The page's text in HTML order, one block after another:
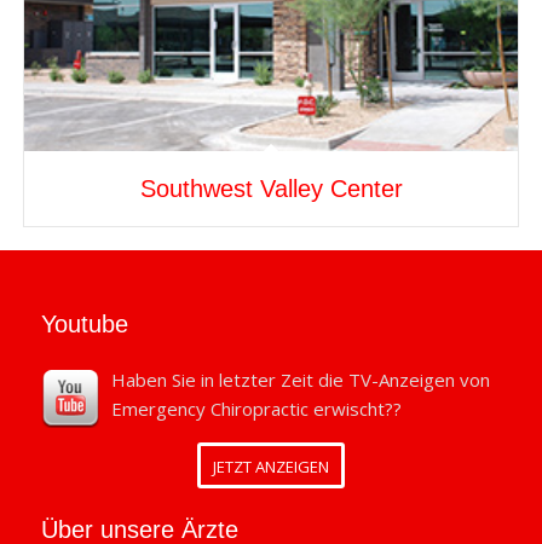
Southwest Valley Center
Youtube
Haben Sie in letzter Zeit die TV-Anzeigen von
Emergency Chiropractic erwischt??
JETZT ANZEIGEN
Über unsere Ärzte